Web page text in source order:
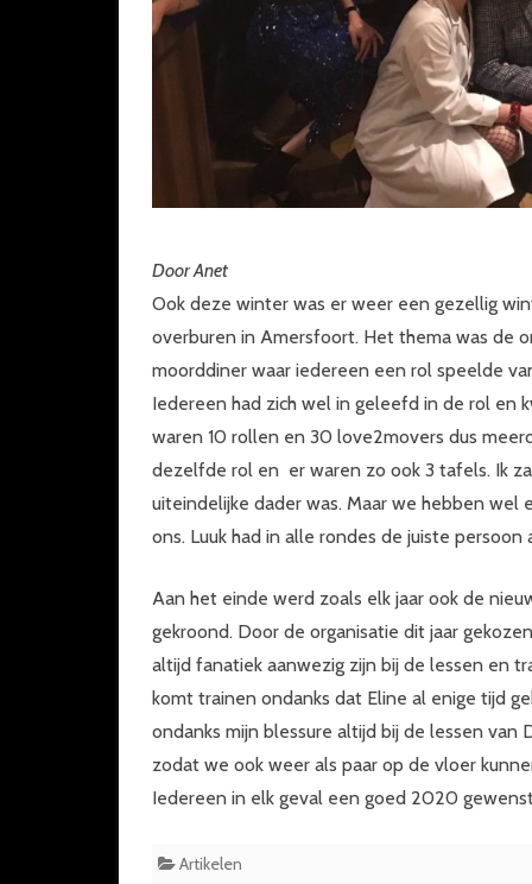
Door Anet
Ook deze winter was er weer een gezellig
overburen in Amersfoort. Het thema was de
moorddiner waar iedereen een rol speelde
Iedereen had zich wel in geleefd in de rol en
waren 10 rollen en 30 love2movers dus
dezelfde rol en er waren zo ook 3 tafels. Ik
uiteindelijke dader was. Maar we hebben wel
ons. Luuk had in alle rondes de juiste persoon
Aan het einde werd zoals elk jaar ook de
gekroond. Door de organisatie dit jaar
altijd fanatiek aanwezig zijn bij de lessen en
komt trainen ondanks dat Eline al enige tijd
ondanks mijn blessure altijd bij de lessen
zodat we ook weer als paar op de vloer
Iedereen in elk geval een goed 2020
Artikelen